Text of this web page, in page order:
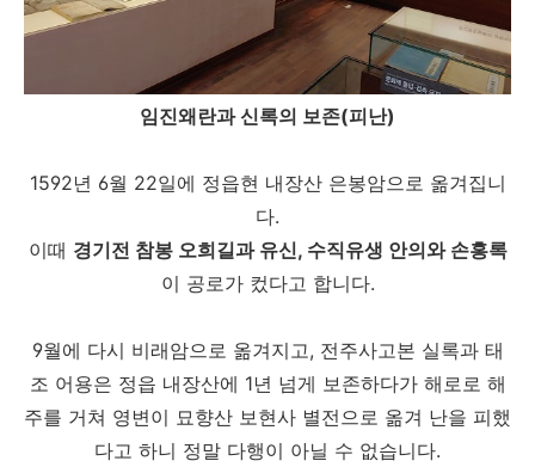
임진왜란과 신록의 보존(피난)
1592년 6월 22일에 정읍현 내장산 은봉암으로 옮겨집니
다.
이때 경기전 참봉 오희길과 유신, 수직유생 안의와 손홍록
이 공로가 컸다고 합니다.
9월에 다시 비래암으로 옮겨지고, 전주사고본 실록과 태
조 어용은 정읍 내장산에 1년 넘게 보존하다가 해로로 해
주를 거쳐 영변이 묘향산 보현사 별전으로 옮겨 난을 피했
다고 하니 정말 다행이 아닐 수 없습니다.